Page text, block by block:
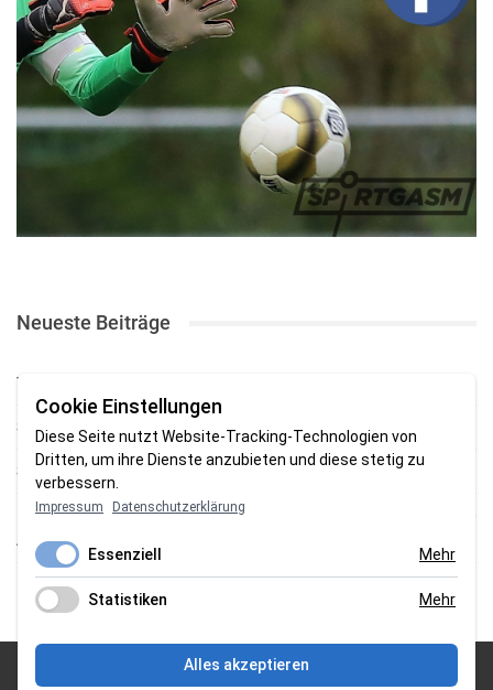
Neueste Beiträge
TSV gewinnt Testspiel bei Braker Reserve
SV Brake gewinnt erstes Heimspiel mit 2:0
SV Brake feiert 5:2-Auftaktsieg beim Delmenhorster TB
Fehlstart in Oldenburg: 1. FC Nordenham verliert zum Bezirksliga-
Auftakt
Fußball in der Wesermarsch: Die Bilder vom Wochenende
Cookie Einstellungen
Diese Seite nutzt Website-Tracking-Technologien von
Dritten, um ihre Dienste anzubieten und diese stetig zu
verbessern.
Impressum Datenschutzerklärung
Essenziell Mehr
Statistiken Mehr
Alles akzeptieren